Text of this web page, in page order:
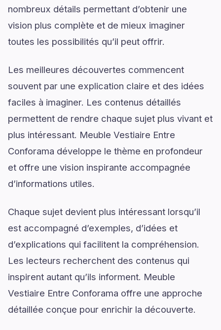
nombreux détails permettant d’obtenir une
vision plus complète et de mieux imaginer
toutes les possibilités qu’il peut offrir.
Les meilleures découvertes commencent
souvent par une explication claire et des idées
faciles à imaginer. Les contenus détaillés
permettent de rendre chaque sujet plus vivant et
plus intéressant. Meuble Vestiaire Entre
Conforama développe le thème en profondeur
et offre une vision inspirante accompagnée
d’informations utiles.
Chaque sujet devient plus intéressant lorsqu’il
est accompagné d’exemples, d’idées et
d’explications qui facilitent la compréhension.
Les lecteurs recherchent des contenus qui
inspirent autant qu’ils informent. Meuble
Vestiaire Entre Conforama offre une approche
détaillée conçue pour enrichir la découverte.